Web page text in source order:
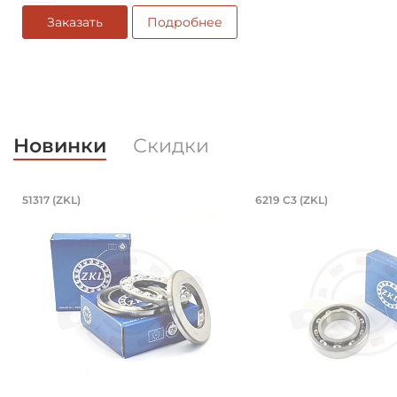
Заказать Подробнее
Новинки Скидки
Подшипник 85х150х49 мм,
51317 (ZKL) Подшипник
6219 C3 (ZKL)